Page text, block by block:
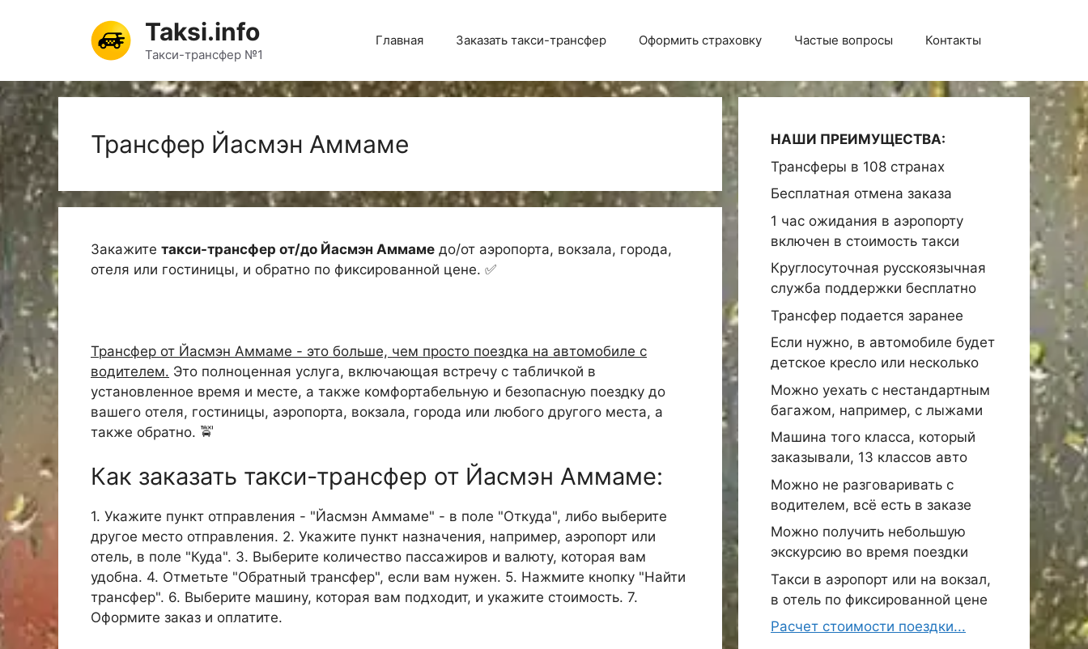
содержимому
Taksi.info
Такси-трансфер №1
Главная Заказать такси-трансфер Оформить страховку Частые вопросы Контакты
Трансфер Йасмэн Аммаме
Закажите такси-трансфер от/до Йасмэн Аммаме до/от аэропорта, вокзала, города,
отеля или гостиницы, и обратно по фиксированной цене. ✅
Трансфер от Йасмэн Аммаме - это больше, чем просто поездка на автомобиле с
водителем. Это полноценная услуга, включающая встречу с табличкой в
установленное время и месте, а также комфортабельную и безопасную поездку до
вашего отеля, гостиницы, аэропорта, вокзала, города или любого другого места, а
также обратно. 🚖
Как заказать такси-трансфер от Йасмэн Аммаме:
1. Укажите пункт отправления - "Йасмэн Аммаме" - в поле "Откуда", либо выберите
другое место отправления. 2. Укажите пункт назначения, например, аэропорт или
отель, в поле "Куда". 3. Выберите количество пассажиров и валюту, которая вам
удобна. 4. Отметьте "Обратный трансфер", если вам нужен. 5. Нажмите кнопку "Найти
трансфер". 6. Выберите машину, которая вам подходит, и укажите стоимость. 7.
Оформите заказ и оплатите.
НАШИ ПРЕИМУЩЕСТВА:
Трансферы в 108 странах
Бесплатная отмена заказа
1 час ожидания в аэропорту
включен в стоимость такси
Круглосуточная русскоязычная
служба поддержки бесплатно
Трансфер подается заранее
Если нужно, в автомобиле будет
детское кресло или несколько
Можно уехать с нестандартным
багажом, например, с лыжами
Машина того класса, который
заказывали, 13 классов авто
Можно не разговаривать с
водителем, всё есть в заказе
Можно получить небольшую
экскурсию во время поездки
Такси в аэропорт или на вокзал,
в отель по фиксированной цене
Расчет стоимости поездки...